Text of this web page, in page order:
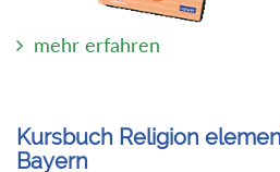
mehr erfahren
Kursbuch Religion
Bayern